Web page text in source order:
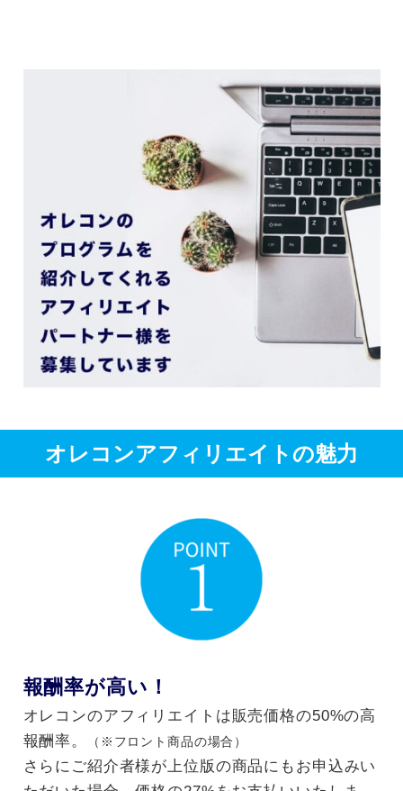
オレコンアフィリエイトの魅力
報酬率が高い！
オレコンのアフィリエイトは販売価格の50%の高
報酬率。
（※フロント商品の場合）
さらにご紹介者様が上位版の商品にもお申込みい